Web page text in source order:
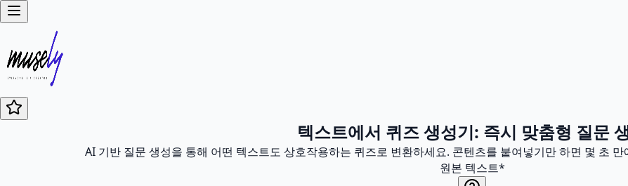
텍스트에서 퀴즈 생성기: 즉시 맞춤형 질문
AI 기반 질문 생성을 통해 어떤 텍스트도 상호작용하는 퀴즈로 변환하세요. 콘텐츠를 붙여넣기만 하면 몇 초
원본 텍스트*